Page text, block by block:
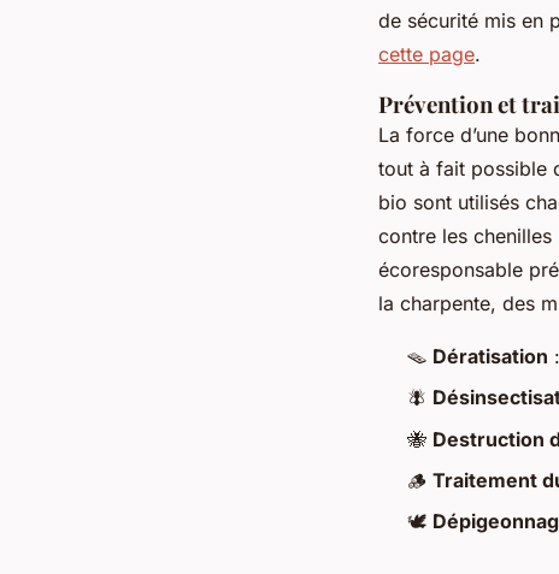
de sécurité mis en
cette page.
Prévention et
La force d’une
tout à fait possible
bio sont utilisés
contre les
écoresponsable
la charpente, des
🪤 Dératisation
🪰
🐝 Destruction
🪵 Traitement
🕊️